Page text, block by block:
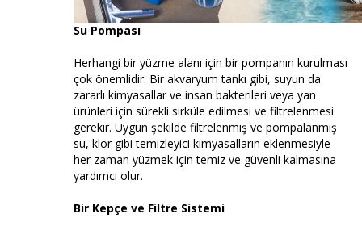
Su Pompası
Herhangi bir yüzme alanı için bir pompanın kurulması
çok önemlidir. Bir akvaryum tankı gibi, suyun da
zararlı kimyasallar ve insan bakterileri veya yan
ürünleri için sürekli sirküle edilmesi ve filtrelenmesi
gerekir. Uygun şekilde filtrelenmiş ve pompalanmış
su, klor gibi temizleyici kimyasalların eklenmesiyle
her zaman yüzmek için temiz ve güvenli kalmasına
yardımcı olur.
Bir Kepçe ve Filtre Sistemi